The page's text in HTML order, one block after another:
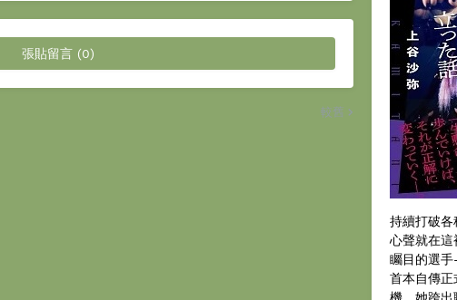
張貼留言 (0)
較舊
持續打破各
心聲就在這
矚目的選
首本自傳正